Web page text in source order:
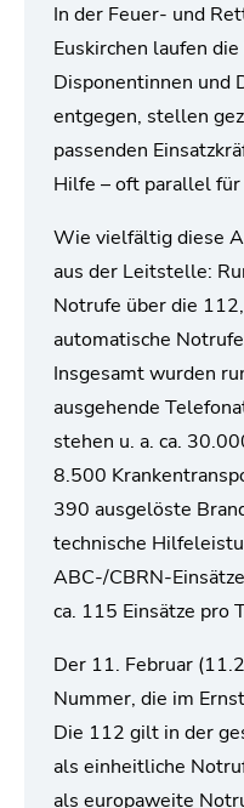
In der Feuer- und
Euskirchen laufen
Disponentinnen und
entgegen, stellen
passenden
Hilfe – oft parallel
Wie vielfältig diese
aus der Leitstelle:
Notrufe über die
automatische
Insgesamt wurden
ausgehende
stehen u. a. ca.
8.500
390 ausgelöste
technische
ABC-/CBRN-
ca. 115 Einsätze pro
Der 11. Februar
Nummer, die im
Die 112 gilt in der
als einheitliche
als europaweite